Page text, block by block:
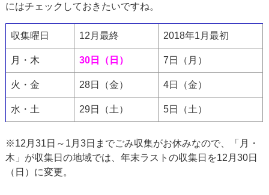
にはチェックしておきたいですね。
収集曜日 12月最終 2018年1月最初
月・木 30日（日） 7日（月）
火・金 28日（金） 4日（金）
水・土 29日（土） 5日（土）
※12月31日～1月3日までごみ収集がお休みなので、「月・
木」が収集日の地域では、年末ラストの収集日を12月30日
（日）に変更。